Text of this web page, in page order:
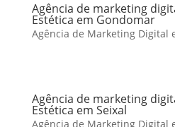
Agência de marketing
Estética em Gondomar
Agência de Marketing Digital
Agência de marketing
Estética em Seixal
Agência de Marketing Digital